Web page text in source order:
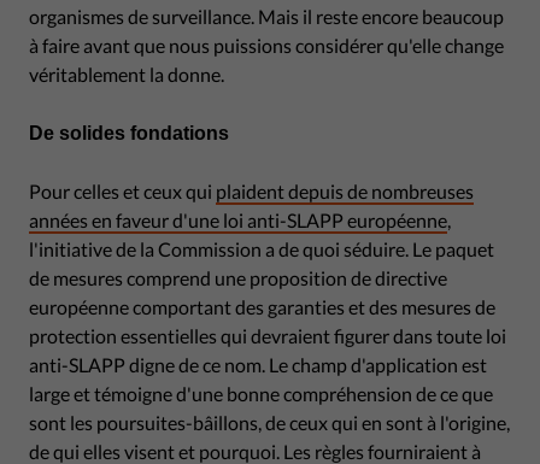
organismes de surveillance. Mais il reste encore beaucoup
à faire avant que nous puissions considérer qu'elle change
véritablement la donne.
De solides fondations
Pour celles et ceux qui plaident depuis de nombreuses
années en faveur d'une loi anti-SLAPP européenne
l'initiative de la Commission a de quoi séduire. Le paquet
de mesures comprend une proposition de directive
européenne comportant des garanties et des mesures de
protection essentielles qui devraient figurer dans toute loi
anti-SLAPP digne de ce nom. Le champ d'application est
large et témoigne d'une bonne compréhension de ce que
sont les poursuites-bâillons, de ceux qui en sont à l'origine,
de qui elles visent et pourquoi. Les règles fourniraient à